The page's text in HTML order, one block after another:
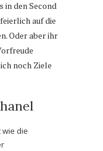
in den Second
auf die
Oder aber ihr
noch Ziele
wie die